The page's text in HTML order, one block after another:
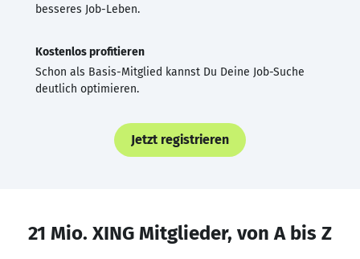
besseres Job-Leben.
Kostenlos profitieren
Schon als Basis-Mitglied kannst Du Deine Job-Suche
deutlich optimieren.
Jetzt registrieren
21 Mio. XING Mitglieder, von A bis Z